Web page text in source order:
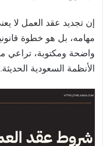
إن تجديد عقد العمل لا
مهامه، بل هو خطوة
واضحة ومكتوبة، تراعي
الأنظمة السعودية الحديثة.